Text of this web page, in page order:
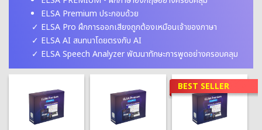
ELSA Premium ประกอบด้วย
ELSA Pro ฝึกการออกเสียงถูกต้องเหมือนเจ้าของภาษา
ELSA AI สนทนาโดยตรงกับ AI
ELSA Speech Analyzer พัฒนาทักษะการพูดอย่างครอบคลุม
BEST SELLER